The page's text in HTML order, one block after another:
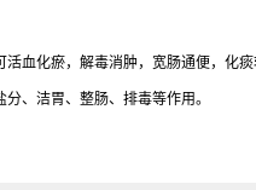
活血化瘀，解毒消肿，宽肠通便，化
、洁胃、整肠、排毒等作用。